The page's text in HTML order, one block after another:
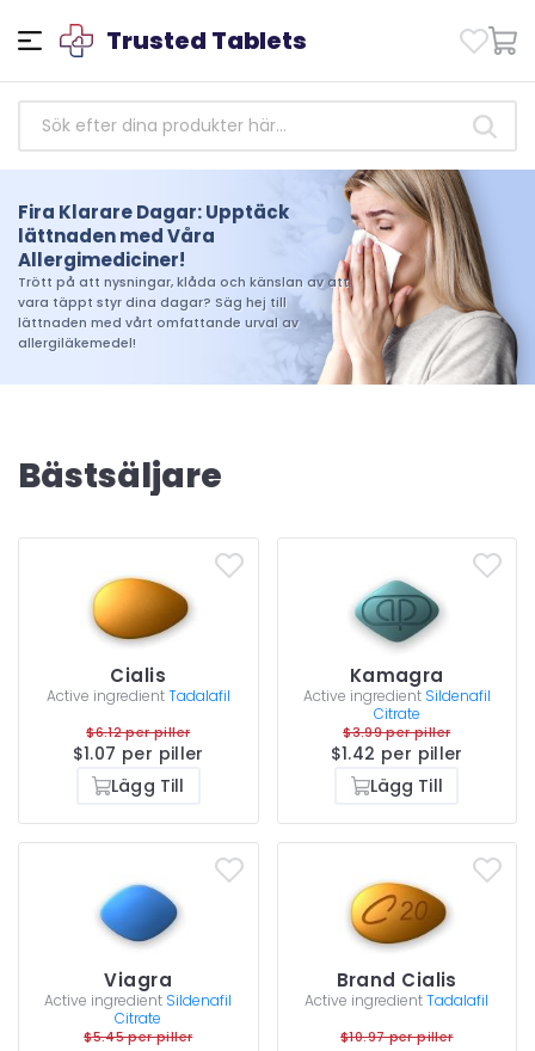
Trusted Tablets
Fira Klarare Dagar: Upptäck
lättnaden med Våra
Allergimediciner!
Trött på att nysningar, klåda och känslan av att
vara täppt styr dina dagar? Säg hej till
lättnaden med vårt omfattande urval av
allergiläkemedel!
Stärkande Hälsa: Få tillgång till
betrodda antibiotikamediciner
idag!
Ta hand om din hälsa idag. Handla från vårt
urval av pålitliga antibiotikaläkemedel och
upplev skillnaden som kvalitet och tillförlitlighet
kan göra i din resa mot välbefinnande
Bästsäljare
Cialis
Active ingredientTadalafil
$6.12 per piller
$1.07 per piller
Lägg Till
Kamagra
Active ingredient Sildenafil
Citrate
$3.99 per piller
$1.42 per piller
Lägg Till
Viagra
Active ingredient Sildenafil
Citrate
$5.45 per piller
Brand Cialis
Active ingredientTadalafil
$10.97 per piller